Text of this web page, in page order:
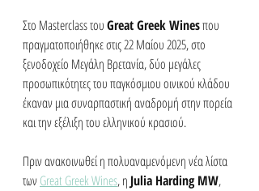
Στο Masterclass του Great Greek Wines που
πραγματοποιήθηκε στις 22 Μαίου 2025, στο
ξενοδοχείο Μεγάλη Βρετανία, δύο μεγάλες
προσωπικότητες του παγκόσμιου οινικού κλάδου
έκαναν μια συναρπαστική αναδρομή στην πορεία
και την εξέλιξη του ελληνικού κρασιού.
Πριν ανακοινωθεί η πολυαναμενόμενη νέα λίστα
των Great Greek Wines, η Julia Harding MW,